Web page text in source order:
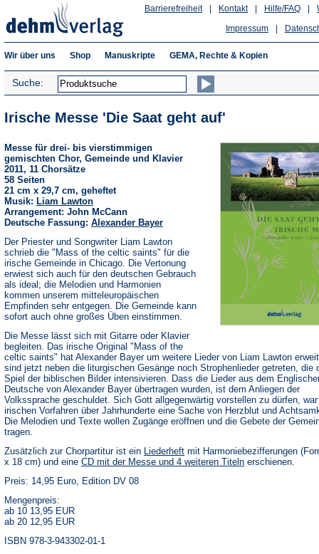
Hilfe/FAQ
Kontakt
Barrierefreiheit
Impressum
Wir über uns Shop Manuskripte GEMA, Rechte & Kopien
Suche:
Irische Messe 'Die Saat geht auf'
Messe für drei- bis vierstimmigen
gemischten Chor, Gemeinde und Klavier
2011, 11 Chorsätze
58 Seiten
21 cm x 29,7 cm, geheftet
Musik: Liam Lawton
Arrangement: John McCann
Deutsche Fassung: Alexander Bayer
Der Priester und Songwriter Liam Lawton
schrieb die "Mass of the celtic saints" für die
irische Gemeinde in Chicago. Die Vertonung
erwiest sich auch für den deutschen Gebrauch
als ideal; die Melodien und Harmonien
kommen unserem mitteleuropäischen
Empfinden sehr entgegen. Die Gemeinde kann
sofort auch ohne großes Üben einstimmen.
Die Messe lässt sich mit Gitarre oder Klavier
begleiten. Das irische Original "Mass of the
celtic saints" hat Alexander Bayer um weitere Lieder von Liam Lawton
sind jetzt neben die liturgischen Gesänge noch Strophenlieder getreten, die
Spiel der biblischen Bilder intensivieren. Dass die Lieder aus dem
Deutsche von Alexander Bayer übertragen wurden, ist dem Anliegen der
Volkssprache geschuldet. Sich Gott allgegenwärtig vorstellen zu dürfen,
irischen Vorfahren über Jahrhunderte eine Sache von Herzblut und
Die Melodien und Texte wollen Zugänge eröffnen und die Gebete der
tragen.
Zusätzlich zur Chorpartitur ist ein Liederheft mit Harmoniebezifferungen
x 18 cm) und eine CD mit der Messe und 4 weiteren Titeln erschienen.
Preis: 14,95 Euro, Edition DV 08
Mengenpreis:
ab 10 13,95 EUR
ab 20 12,95 EUR
ISBN 978-3-943302-01-1